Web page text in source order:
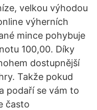
velkou výhodou
výherních
mince pohybuje
100,00. Díky
dostupnější
Takže pokud
podaří se vám to
často